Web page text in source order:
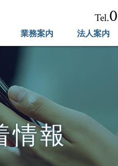
Tel.
業務案内 法人案内
情報